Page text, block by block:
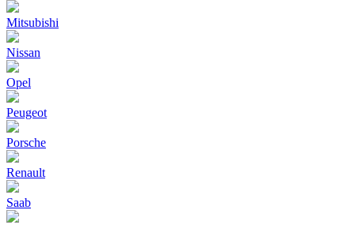
Mitsubishi
Nissan
Opel
Peugeot
Porsche
Renault
Saab